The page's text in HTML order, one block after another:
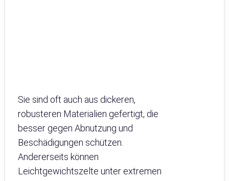
Sie sind oft auch aus dickeren,
robusteren Materialien gefertigt, die
besser gegen Abnutzung und
Beschädigungen schützen.
Andererseits können
Leichtgewichtszelte unter extremen